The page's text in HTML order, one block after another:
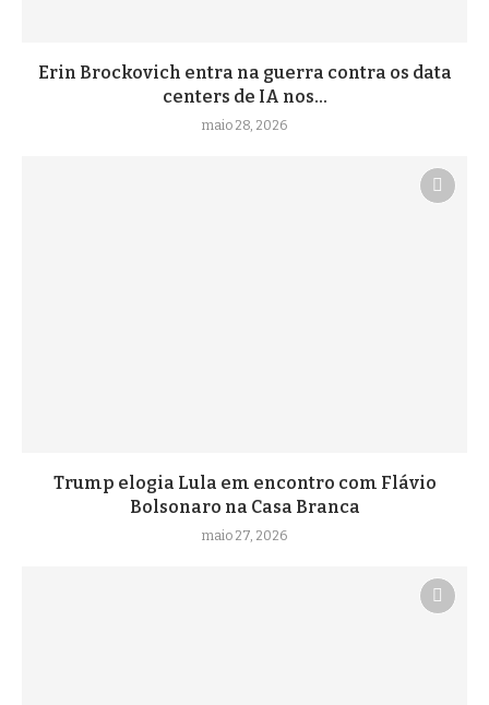
Erin Brockovich entra na guerra contra os data
centers de IA nos...
maio 28, 2026
Trump elogia Lula em encontro com Flávio
Bolsonaro na Casa Branca
maio 27, 2026